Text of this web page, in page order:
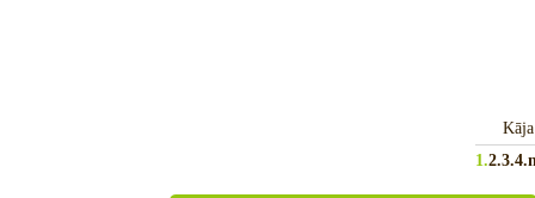
1.2.3.4.